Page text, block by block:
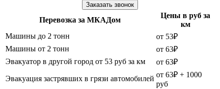
Заказать звонок
Перевозка за МКАДом
Цены в руб за
км
Машины до 2 тонн
от 53₽
Машины от 2 тонн
от 63₽
Эвакуатор в другой город от 53 руб за км
от 63₽
Эвакуация застрявших в грязи автомобилей от 63₽ + 1000
руб